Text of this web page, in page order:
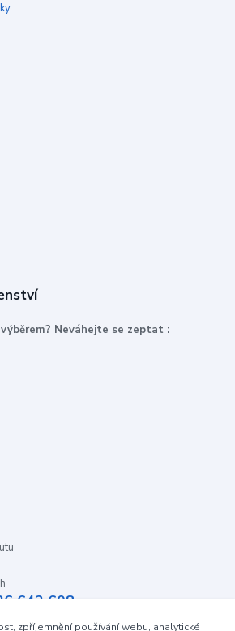
Neváhejte se zeptat :
642 608
zpříjemnění používání webu, analytické